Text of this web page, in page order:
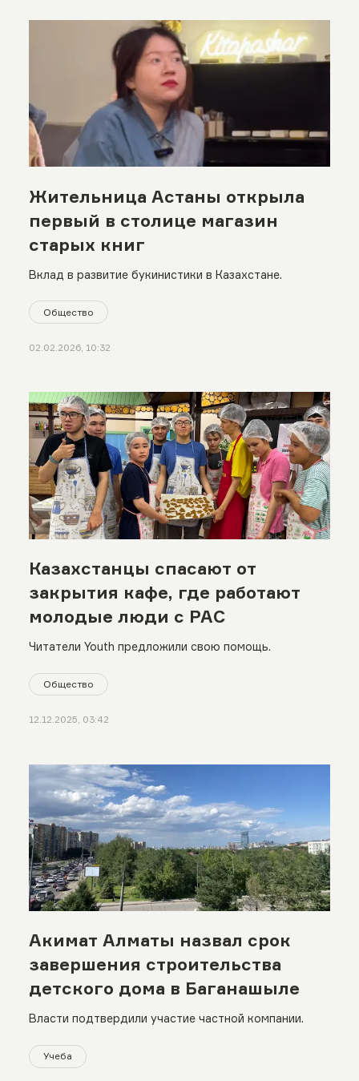
Жительница Астаны открыла
первый в столице магазин
старых книг
Вклад в развитие букинистики в Казахстане.
Общество
02.02.2026, 10:32
Казахстанцы спасают от
закрытия кафе, где работают
молодые люди с РАС
Читатели Youth предложили свою помощь.
Общество
12.12.2025, 03:42
Акимат Алматы назвал срок
завершения строительства
детского дома в Баганашыле
Власти подтвердили участие частной компании.
Учеба